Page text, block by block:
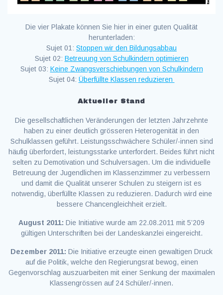
Die vier Plakate können Sie hier in einer guten Qualität
herunterladen:
Sujet 01: Stoppen wir den Bildungsabbau
Sujet 02: Betreuung von Schulkindern optimieren
Sujet 03: Keine Zwangsverschiebungen von Schulkindern
Sujet 04: Überfüllte Klassen reduzieren
Aktueller Stand
Die gesellschaftlichen Veränderungen der letzten Jahrzehnte
haben zu einer deutlich grösseren Heterogenität in den
Schulklassen geführt. Leistungsschwächere Schüler/-innen sind
häufig überfordert, leistungsstarke unterfordert. Beides führt nicht
selten zu Demotivation und Schulversagen. Um die individuelle
Betreuung der Jugendlichen im Klassenzimmer zu verbessern
und damit die Qualität unserer Schulen zu steigern ist es
notwendig, überfüllte Klassen zu reduzieren. Dadurch wird eine
bessere Chancengleichheit erzielt.
August 2011: Die Initiative wurde am 22.08.2011 mit 5’209
gültigen Unterschriften bei der Landeskanzlei eingereicht.
Dezember 2011: Die Initiative erzeugte einen gewaltigen Druck
auf die Politik, welche den Regierungsrat bewog, einen
Gegenvorschlag auszuarbeiten mit einer Senkung der maximalen
Klassengrössen auf 24 Schüler/-innen.